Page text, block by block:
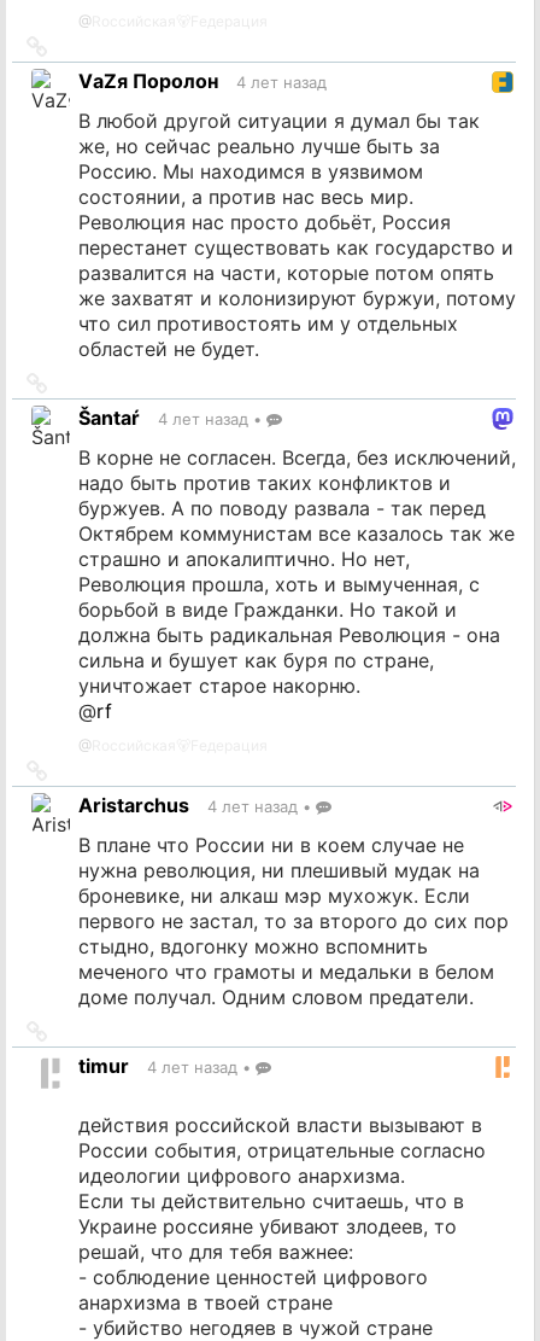
@
на
источник
VаZя Поролон 4 лет назад
В любой другой ситуации я думал бы так
же, но сейчас реально лучше быть за
Россию. Мы находимся в уязвимом
состоянии, а против нас весь мир.
Революция нас просто добьёт, Россия
перестанет существовать как государство и
развалится на части, которые потом опять
же захватят и колонизируют буржуи, потому
что сил противостоять им у отдельных
областей не будет.
на
источник
Šantaŕ 4 лет назад •
В корне не согласен. Всегда, без исключений,
надо быть против таких конфликтов и
буржуев. А по поводу развала - так перед
Октябрем коммунистам все казалось так же
страшно и апокалиптично. Но нет,
Революция прошла, хоть и вымученная, с
борьбой в виде Гражданки. Но такой и
должна быть радикальная Революция - она
сильна и бушует как буря по стране,
уничтожает старое накорню.
@rf
@
на
источник
Aristarchus 4 лет назад •
В плане что России ни в коем случае не
нужна революция, ни плешивый мудак на
броневике, ни алкаш мэр мухожук. Если
первого не застал, то за второго до сих пор
стыдно, вдогонку можно вспомнить
меченого что грамоты и медальки в белом
доме получал. Одним словом предатели.
на
источник
timur 4 лет назад •
действия российской власти вызывают в
России события, отрицательные согласно
идеологии цифрового анархизма.
Если ты действительно считаешь, что в
Украине россияне убивают злодеев, то
решай, что для тебя важнее:
- соблюдение ценностей цифрового
анархизма в твоей стране
- убийство негодяев в чужой стране